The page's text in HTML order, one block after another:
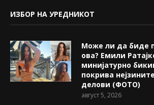
ИЗБОР НА УРЕДНИКОТ
Може ли да биде
ова? Емили
минијатурно
покрива
делови (ФОТО)
август 5, 2026